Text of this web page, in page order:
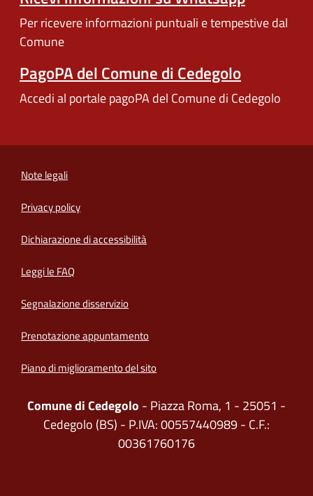
Per ricevere informazioni puntuali e tempestive dal
Comune
PagoPA del Comune di Cedegolo
Accedi al portale pagoPA del Comune di Cedegolo
Note legali
Privacy policy
Dichiarazione di accessibilità
Leggi le FAQ
Segnalazione disservizio
Prenotazione appuntamento
Piano di miglioramento del sito
Comune di Cedegolo - Piazza Roma, 1 - 25051 -
Cedegolo (BS) - P.IVA: 00557440989 - C.F.:
00361760176